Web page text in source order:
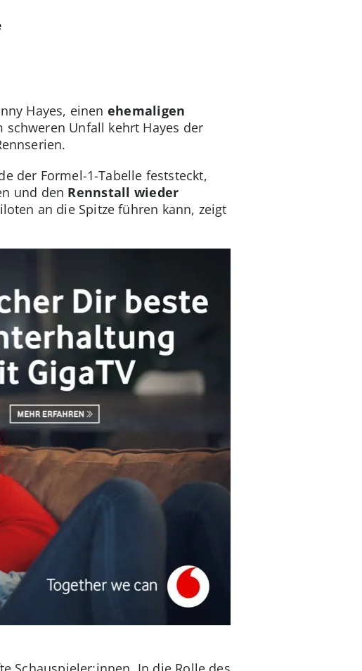
Hayes, einen ehemaligen
schweren Unfall kehrt Hayes der
der Formel-1-Tabelle feststeckt,
und den Rennstall wieder
an die Spitze führen kann, zeigt